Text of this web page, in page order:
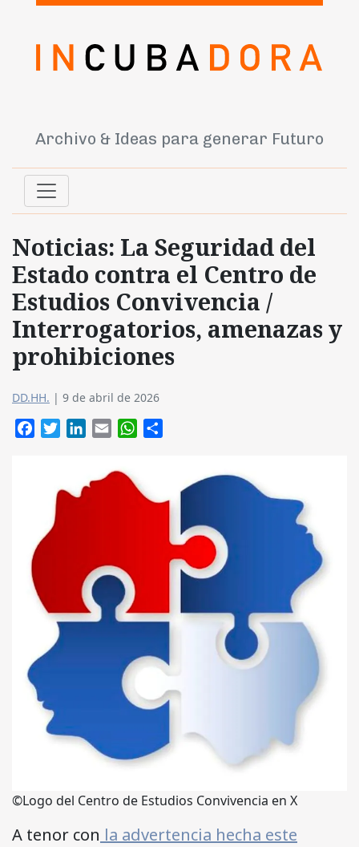
Archivo & Ideas para generar Futuro
Noticias: La Seguridad del
Estado contra el Centro de
Estudios Convivencia /
Interrogatorios, amenazas y
prohibiciones
DD.HH. | 9 de abril de 2026
FacebookTwitterLinkedIn
Email WhatsApp
©Logo del Centro de Estudios Convivencia en X
A tenor con la advertencia hecha este